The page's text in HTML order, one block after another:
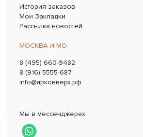
Шар (40''/102 см) Цифра, 9, Синий
История заказов
Мои Закладки
Рассылка новостей
МОСКВА И МО
8 (495) 660-9482
8 (916) 5555-687
info@ярковверх.рф
Мы в мессенджерах